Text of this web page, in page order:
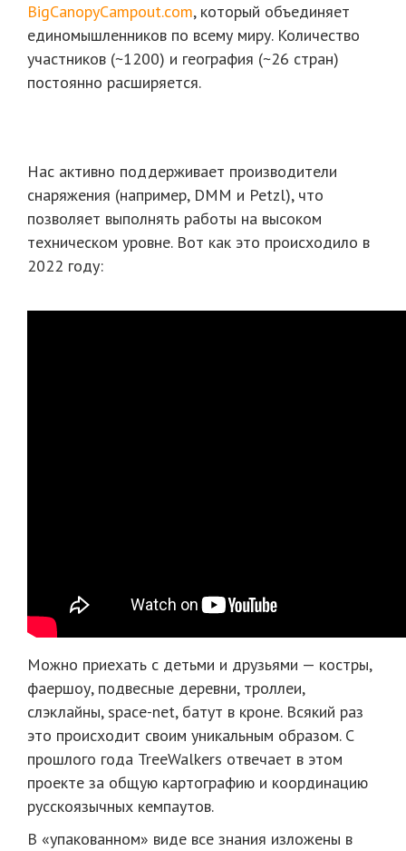
BigCanopyCampout.com, который объединяет
единомышленников по всему миру. Количество
участников (~1200) и география (~26 стран)
постоянно расширяется.
Нас активно поддерживает производители
снаряжения (например, DMM и Petzl), что
позволяет выполнять работы на высоком
техническом уровне. Вот как это происходило в
2022 году:
Можно приехать с детьми и друзьями — костры,
фаершоу, подвесные деревни, троллеи,
слэклайны, space-net, батут в кроне. Всякий раз
это происходит своим уникальным образом. С
прошлого года TreeWalkers отвечает в этом
проекте за общую картографию и координацию
русскоязычных кемпаутов.
В «упакованном» виде все знания изложены в